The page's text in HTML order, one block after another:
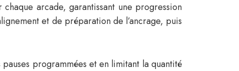
arcade, garantissant une progression
et de préparation de l’ancrage, puis
programmées et en limitant la quantité